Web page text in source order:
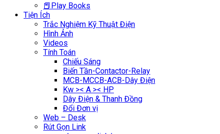
📕Play Books
Tiện Ích
Trắc Nghiệm Kỹ Thuật Điện
Hình Ảnh
Videos
Tính Toán
Chiếu Sáng
Biến Tần-Contactor-Relay
MCB-MCCB-ACB-Dây Điện
Kw >< A >< HP
Dây Điện & Thanh Đồng
Đổi Đơn vị
Web – Desk
Rút Gọn Link